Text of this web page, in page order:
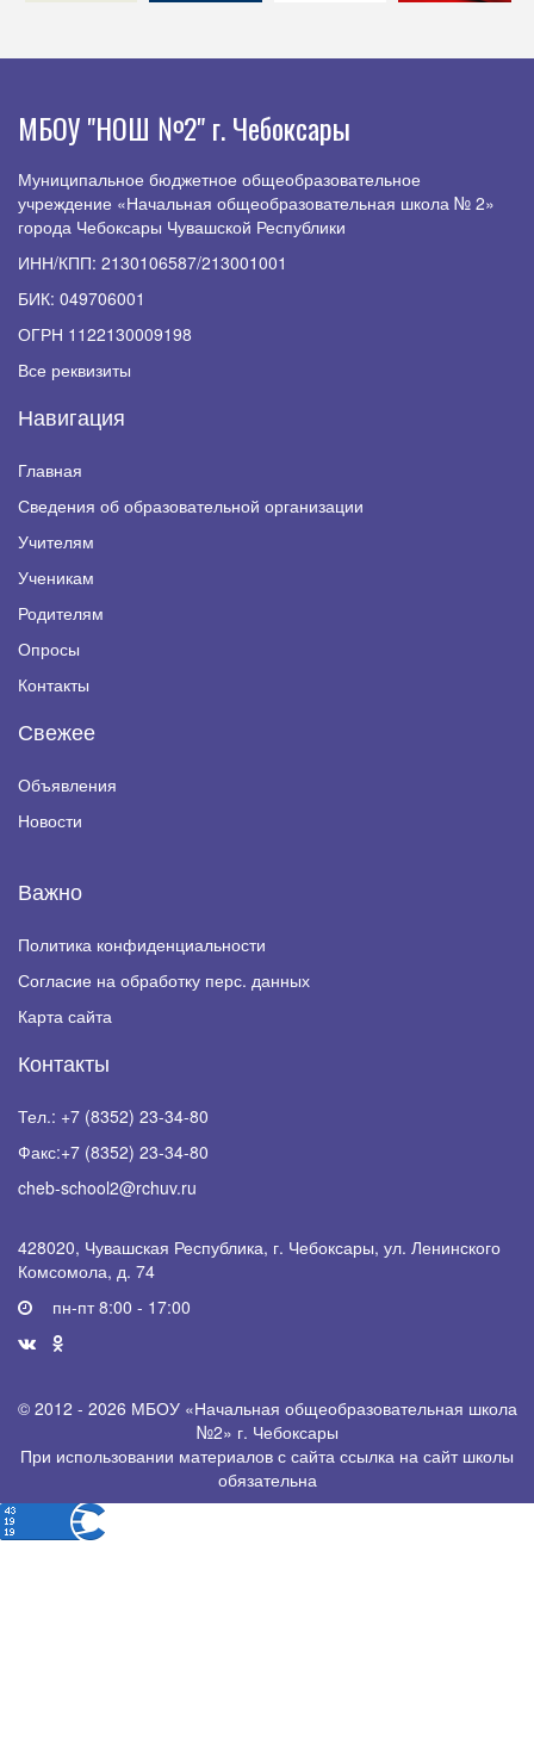
МБОУ "НОШ №2" г. Чебоксары
Муниципальное бюджетное общеобразовательное
учреждение «Начальная общеобразовательная школа № 2»
города Чебоксары Чувашской Республики
ИНН/КПП: 2130106587/213001001
БИК: 049706001
ОГРН 1122130009198
Все реквизиты
Навигация
Главная
Сведения об образовательной организации
Учителям
Ученикам
Родителям
Опросы
Контакты
Свежее
Объявления
Новости
Важно
Политика конфиденциальности
Согласие на обработку перс. данных
Карта сайта
Контакты
Тел.: +7 (8352) 23-34-80
Факс:+7 (8352) 23-34-80
cheb-school2@rchuv.ru
428020, Чувашская Республика, г. Чебоксары, ул. Ленинского
Комсомола, д. 74
пн-пт 8:00 - 17:00
© 2012 - 2026 МБОУ «Начальная общеобразовательная школа
№2» г. Чебоксары
При использовании материалов с сайта ссылка на сайт школы
обязательна